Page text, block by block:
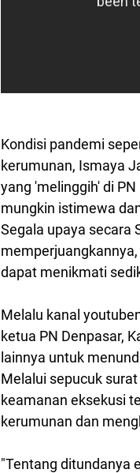
Kondisi pandemi
kerumunan, Ismaya
yang 'melinggih' di
mungkin istimewa
Segala upaya secara
dapat menikmati
Melalu kanal
ketua PN Denpasar,
lainnya untuk
Melalui sepucuk
keamanan eksekusi
kerumunan dan
"Tentang ditundanya